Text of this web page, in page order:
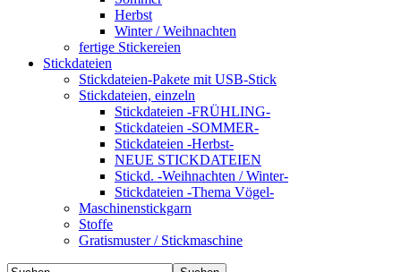
Herbst
Winter / Weihnachten
fertige Stickereien
Stickdateien
Stickdateien-Pakete mit USB-Stick
Stickdateien, einzeln
Stickdateien -FRÜHLING-
Stickdateien -SOMMER-
Stickdateien -Herbst-
NEUE STICKDATEIEN
Stickd. -Weihnachten / Winter-
Stickdateien -Thema Vögel-
Maschinenstickgarn
Stoffe
Gratismuster / Stickmaschine